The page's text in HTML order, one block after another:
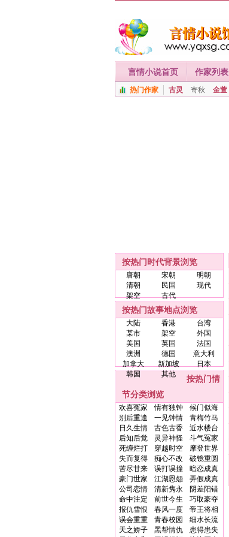
言情小说首页 作家列表
热门作家 古灵 寄秋 金萱
按热门时代背景浏览
唐朝 宋朝
明朝
清朝
民国
现代
架空
古代
按热门故事地点浏览
大陆 香港
台湾
某市
架空
外国
美国
英国
法国
澳洲
德国
意大利
加拿大
新加坡
日本
韩国
其他
按热门情
节分类浏览
欢喜冤家 情有独钟
候门似海
别后重逢
一见钟情
青梅竹马
日久生情
古色古香
近水楼台
后知后觉
灵异神怪
斗气冤家
死缠烂打
穿越时空
摩登世界
失而复得
痴心不改
破镜重圆
苦尽甘来
误打误撞
暗恋成真
豪门世家
江湖恩怨
弄假成真
公司恋情
清新隽永
阴差阳错
命中注定
前世今生
巧取豪夺
报仇雪恨
春风一度
帝王将相
误会重重
青春校园
细水长流
天之娇子
黑帮情仇
患得患失